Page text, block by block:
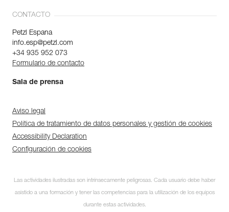
CONTACTO
Petzl Espana
info.esp@petzl.com
+34 935 952 073
Formulario de contacto
Sala de prensa
Aviso legal
Política de tratamiento de datos personales y gestión de cookies
Accessibility Declaration
Configuración de cookies
Las actividades ilustradas son intrínsecamente peligrosas. Cada usuario debe haber
asistido a una formación y tener las competencias para la utilización de los equipos
durante estas actividades.